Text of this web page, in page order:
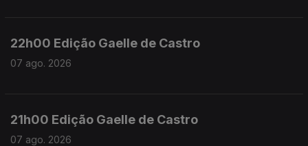
22h00 Edição Gaelle de Castro
07 ago. 2026
21h00 Edição Gaelle de Castro
07 ago. 2026